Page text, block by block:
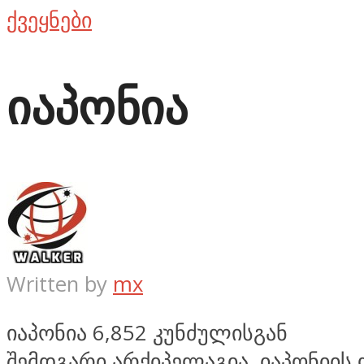
ქვეყნები
იაპონია
Written by mx
იაპონია 6,852 კუნძულისგან